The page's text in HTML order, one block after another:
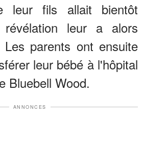
leur fils allait bientôt
révélation leur a alors
parents ont ensuite
leur bébé à l'hôpital
Bluebell Wood.
ANNONCES